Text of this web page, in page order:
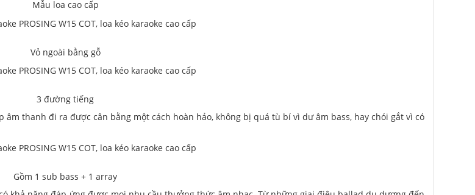
Mẫu loa cao cấp
Vỏ ngoài bằng gỗ
3 đường tiếng
thanh đi ra được cân bằng một cách hoàn hảo, không bị quá tù bí vì dư âm bass, hay chói gắt vì có
Gồm 1 sub bass + 1 array